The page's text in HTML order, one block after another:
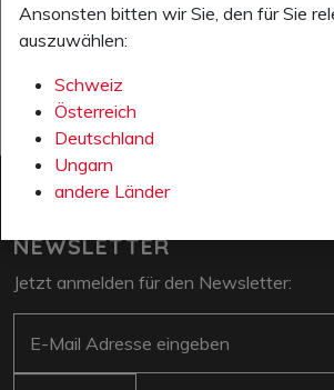
NEWSLETTER
Jetzt anmelden für den Newsletter:
Ansonsten bitten wir Sie, den für Sie
auszuwählen:
Schweiz
Österreich
Deutschland
Ungarn
andere Länder